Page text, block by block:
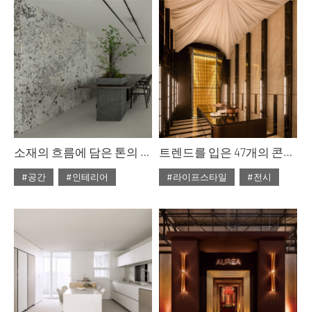
소재의 흐름에 담은 톤의 미학
#공간
#인테리어
트렌드를 입은 47개의 콘셉트 룸 : 까사 데코 2026
#라이프스타일
#전시